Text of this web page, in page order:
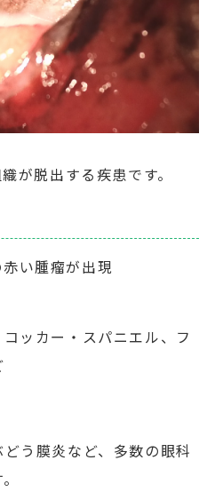
が脱出する疾患です。
い腫瘤が出現
ッカー・スパニエル、フ
う膜炎など、多数の眼科